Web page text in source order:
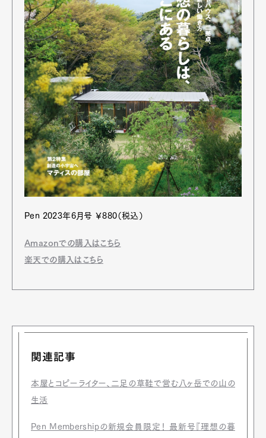
Pen 2023年6月号 ￥880（税込）
Amazonでの購入はこちら
楽天での購入はこちら
関連記事
本屋とコピーライター、二足の草鞋で営む八ヶ岳での山の
生活
Pen Membershipの新規会員限定！ 最新号『理想の暮